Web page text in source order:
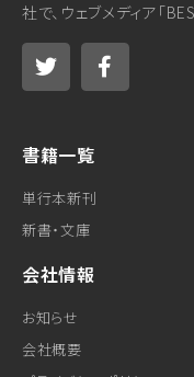
社で、ウェブメディア「
書籍一覧
単行本新刊
新書・文庫
会社情報
お知らせ
会社概要